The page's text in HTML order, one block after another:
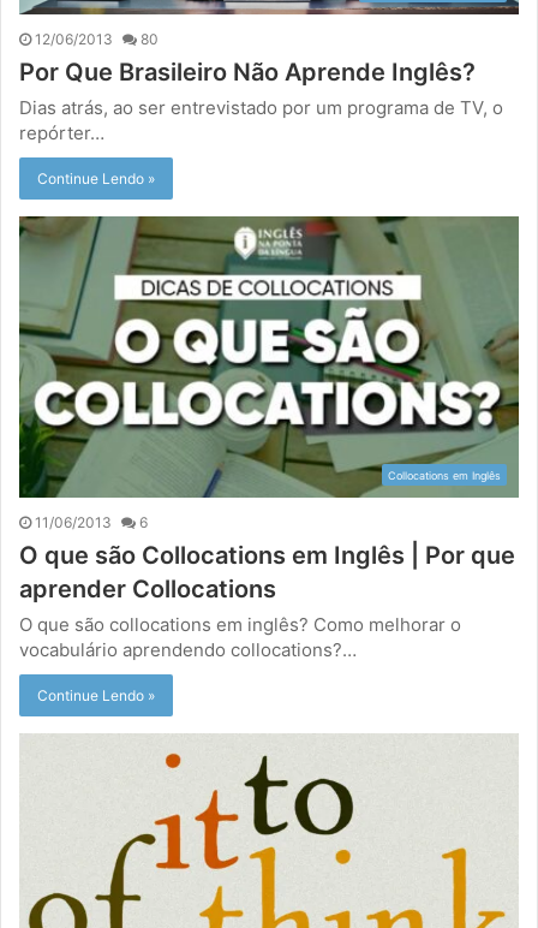
12/06/2013 80
Por Que Brasileiro Não Aprende Inglês?
Dias atrás, ao ser entrevistado por um programa de TV, o
repórter…
Continue Lendo »
Collocations em Inglês
11/06/2013 6
O que são Collocations em Inglês | Por que
aprender Collocations
O que são collocations em inglês? Como melhorar o
vocabulário aprendendo collocations?…
Continue Lendo »